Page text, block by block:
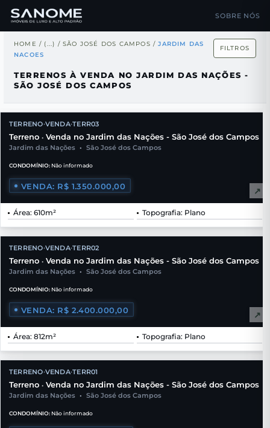
SOBRE NÓS
HOME / (...) / SÃO JOSÉ DOS CAMPOS / JARDIM DAS
NACOES
FILTROS
TERRENOS À VENDA NO JARDIM DAS NAÇÕES -
SÃO JOSÉ DOS CAMPOS
TERRENO•VENDA•TERR03
Terreno • Venda no Jardim das Nações - São José dos Campos
Jardim das Nações • São José dos Campos
CONDOMÍNIO: Não informado
VENDA: R$ 1.350.000,00 ↗
Área: 610m² Topografia: Plano
TERRENO•VENDA•TERR02
Terreno • Venda no Jardim das Nações - São José dos Campos
Jardim das Nações • São José dos Campos
CONDOMÍNIO: Não informado
VENDA: R$ 2.400.000,00 ↗
Área: 812m² Topografia: Plano
TERRENO•VENDA•TERR01
Terreno • Venda no Jardim das Nações - São José dos Campos
Jardim das Nações • São José dos Campos
CONDOMÍNIO: Não informado